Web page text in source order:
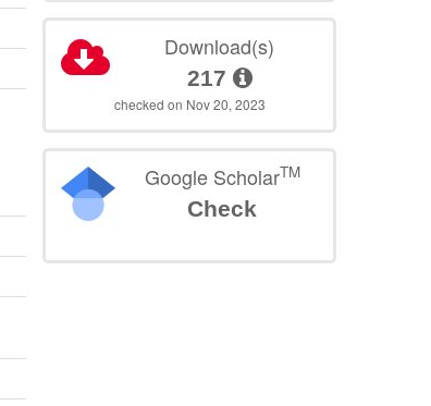
Download(s)
217
checked on Nov 20, 2023
Google ScholarTM
Check